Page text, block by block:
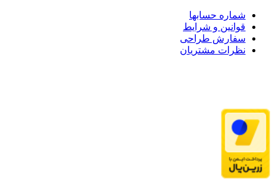
شماره حسابها
قوانین و شرایط
سفارش طراحی
نظرات مشتریان